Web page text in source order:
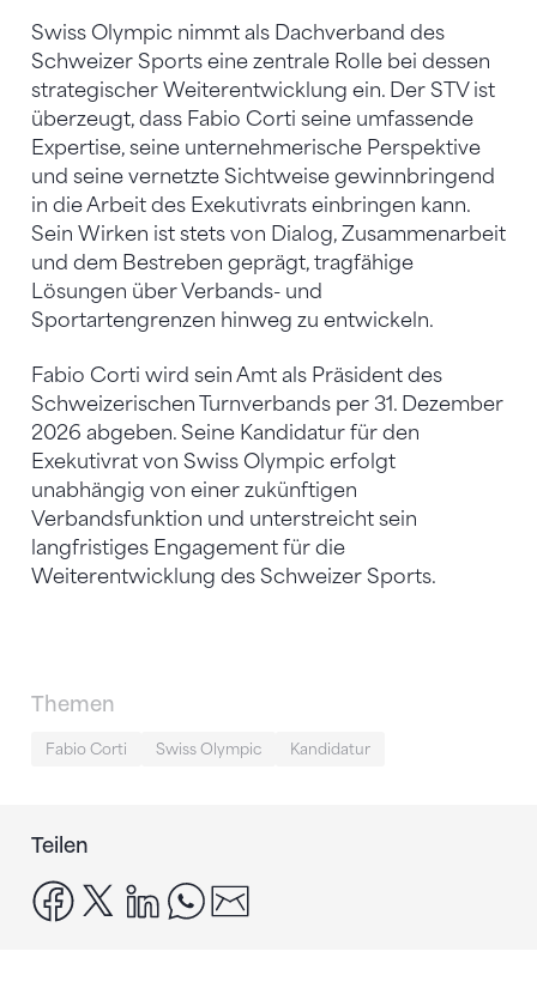
Swiss Olympic nimmt als Dachverband des
Schweizer Sports eine zentrale Rolle bei dessen
strategischer Weiterentwicklung ein. Der STV ist
überzeugt, dass Fabio Corti seine umfassende
Expertise, seine unternehmerische Perspektive
und seine vernetzte Sichtweise gewinnbringend
in die Arbeit des Exekutivrats einbringen kann.
Sein Wirken ist stets von Dialog, Zusammenarbeit
und dem Bestreben geprägt, tragfähige
Lösungen über Verbands- und
Sportartengrenzen hinweg zu entwickeln.
Fabio Corti wird sein Amt als Präsident des
Schweizerischen Turnverbands per 31. Dezember
2026 abgeben. Seine Kandidatur für den
Exekutivrat von Swiss Olympic erfolgt
unabhängig von einer zukünftigen
Verbandsfunktion und unterstreicht sein
langfristiges Engagement für die
Weiterentwicklung des Schweizer Sports.
Themen
Fabio Corti Swiss Olympic Kandidatur
Teilen
facebook
x linkedinwhatsapp